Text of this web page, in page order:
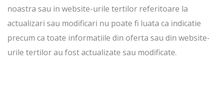
noastra sau in website-urile tertilor referitoare la
actualizari sau modificari nu poate fi luata ca indicatie
precum ca toate informatiile din oferta sau din website-
urile tertilor au fost actualizate sau modificate.